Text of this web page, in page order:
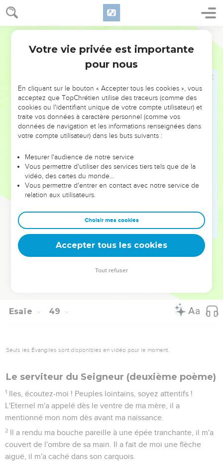
Esaïe 48
serai là. Et maintenant le Seigneur, l'Eternel, m'a envoyé
avec son Esprit.
Voici ce que dit l'Eternel, celui qui te rachète, le Saint
d'Israël : « Moi, l'Eternel, ton Dieu, je t'instruis pour ton bien,
Si seulement tu étais attentif à mes commandements ! Ta
paix serait pareille à un fleuve et ta justice se propagerait
comme les vagues de la mer.
Ta descendance serait pareille au sable, tes rejetons
serait jamais effacé, jamais éliminé devant moi. »
Partez de Babylone
20
D’une voix triomphante révélez-le, annoncez-le, faites-le
savoir jusqu'au bout de la terre ! Dites : « L'Eternel a racheté
son serviteur Jacob ! »
Ils n'auront pas soif dans les déserts où il les conduira : il
Esaïe 49
Seuls les Évangiles sont disponibles en vidéo pour le moment.
Le serviteur du Seigneur (deuxième poème)
1 Iles, écoutez-moi ! Peuples lointains, soyez attentifs !
L'Eternel m'a appelé dès le ventre de ma mère, il a
mentionné mon nom dès avant ma naissance.
2 Il a rendu ma bouche pareille à une épée tranchante, il m'a
couvert de l'ombre de sa main. Il a fait de moi une flèche
aiguë, il m'a caché dans son carquois.
Votre vie privée est importante
pour nous
En cliquant sur le bouton « Accepter tous les cookies », vous
acceptez que TopChrétien utilise des traceurs (comme des
cookies ou l'identifiant unique de votre compte utilisateur) et
traite vos données à caractère personnel (comme vos
données de navigation et les informations renseignées dans
votre compte utilisateur) dans les buts suivants :
Mesurer l'audience de notre service
Vous permettre d'utiliser des services tiers tels que de la
vidéo, des cartes du monde…
Vous permettre d'entrer en contact avec notre service de
relation aux utilisateurs.
Choisir mes cookies
Accepter tous les cookies
Tout refuser